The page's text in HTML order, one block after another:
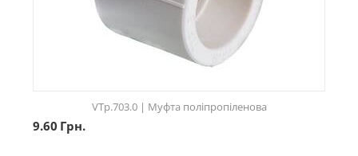
VTp.703.0 | Муфта поліпропіленова
9.60 Грн.